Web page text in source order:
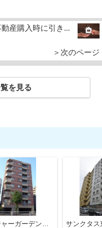
産購入時に引き...
＞次のページ
を見る